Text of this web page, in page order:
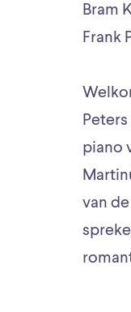
Bram
Frank
piano
van